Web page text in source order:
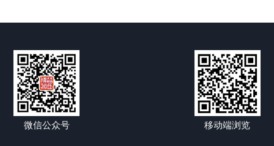
微信公众号 移动端浏览